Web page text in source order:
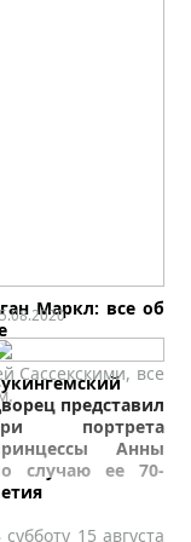
Маркл: все об
Сассекскими, все
представил
портрета
Анны
случаю ее 70-
субботу 15 августа